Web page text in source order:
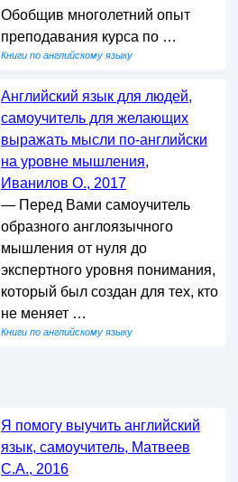
Обобщив многолетний опыт
преподавания курса по …
Книги по английскому языку
Английский язык для людей,
самоучитель для желающих
выражать мысли по-английски
на уровне мышления,
Иванилов О., 2017
— Перед Вами самоучитель
образного англоязычного
мышления от нуля до
экспертного уровня понимания,
который был создан для тех, кто
не меняет …
Книги по английскому языку
Я помогу выучить английский
язык, самоучитель, Матвеев
С.А., 2016